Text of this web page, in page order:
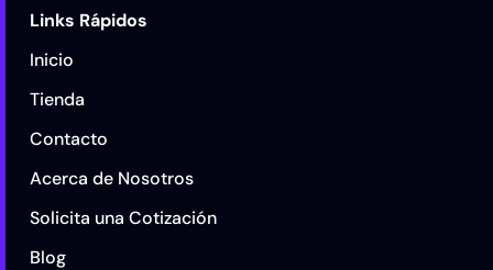
Links Rápidos
Inicio
Tienda
Contacto
Acerca de Nosotros
Solicita una Cotización
Blog